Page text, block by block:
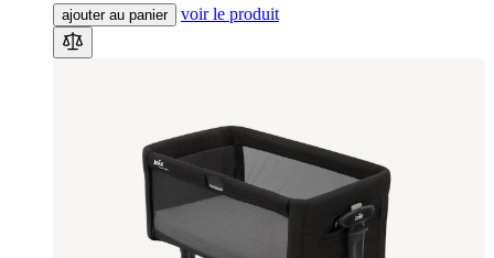
ajouter au panier voir le produit